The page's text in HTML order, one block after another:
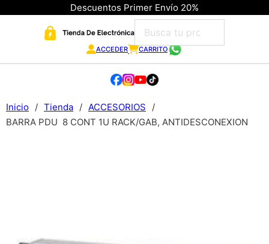
Descuentos Primer Envío 20%
ACCEDER CARRITO
Inicio / Tienda / ACCESORIOS
/
BARRA PDU 8 CONT 1U RACK/GAB, ANTIDESCONEXION